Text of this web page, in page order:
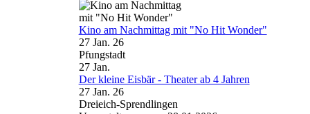
Kino am Nachmittag mit "No Hit Wonder"
27 Jan. 26
Pfungstadt
27 Jan.
Der kleine Eisbär - Theater ab 4 Jahren
27 Jan. 26
Dreieich-Sprendlingen